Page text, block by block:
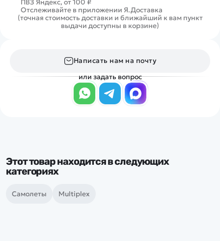
ПВЗ Яндекс, от 100 ₽
Отслеживайте в приложении Я.Доставка
(точная стоимость доставки и ближайший к вам пункт
выдачи доступны в корзине)
Написать нам на почту
или задать вопрос
Этот товар находится в следующих
категориях
Самолеты Multiplex